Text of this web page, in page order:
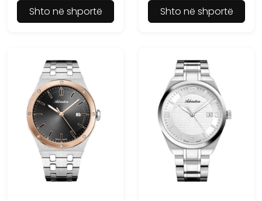
Shto në shportë Shto në shportë